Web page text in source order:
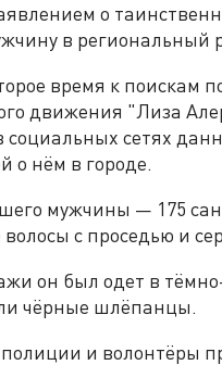
о
в региональный
время к поискам
движения "Лиза
сетях
о нём в городе.
мужчины — 175
с проседью и
он был одет в
чёрные шлёпанцы.
и волонтёры